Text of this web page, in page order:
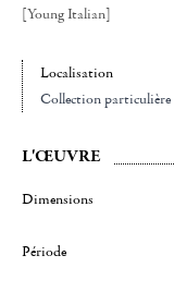
[Young Italian]
Localisation
Collection particulière
L'ŒUVRE
Dimensions
Période